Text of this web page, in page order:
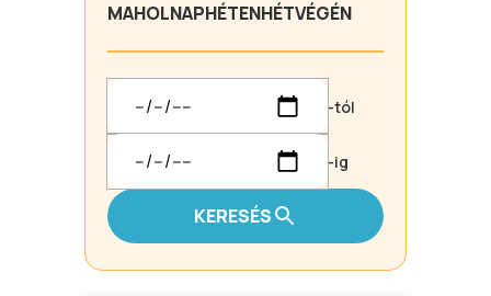
MAHOLNAPHÉTENHÉTVÉGÉN
-tól
-ig
KERESÉS